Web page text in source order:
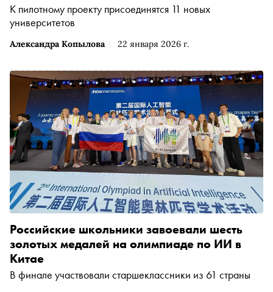
Александра Копылова 22 января 2026 г.
К пилотному проекту присоединятся 11 новых
университетов
Российские школьники завоевали шесть
золотых медалей на олимпиаде по ИИ в
Китае
В финале участвовали старшеклассники из 61 страны